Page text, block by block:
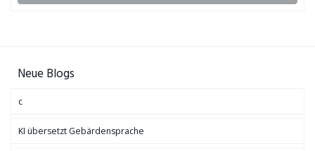
Neue Blogs
c
KI übersetzt Gebärdensprache